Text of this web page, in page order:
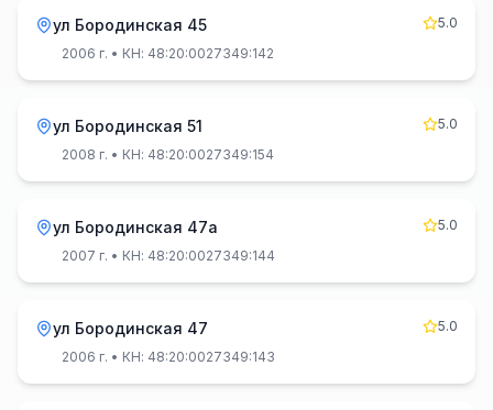
ул Бородинская 45
5.0
2006 г. • КН: 48:20:0027349:142
ул Бородинская 51
5.0
2008 г. • КН: 48:20:0027349:154
ул Бородинская 47а
5.0
2007 г. • КН: 48:20:0027349:144
ул Бородинская 47
5.0
2006 г. • КН: 48:20:0027349:143